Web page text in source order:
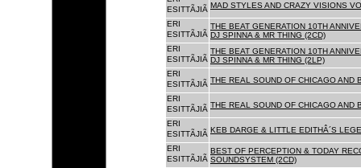
ESITTÃJIÃ MAD STYLES AND CRAZY VISIONS
ERI
ESITTÃJIÃ
THE BEAT GENERATION 10TH
DJ SPINNA & MR THING (2CD)
ERI
ESITTÃJIÃ
THE BEAT GENERATION 10TH
DJ SPINNA & MR THING (2LP)
ERI
ESITTÃJIÃ THE REAL SOUND OF CHICAGO AND
ERI
ESITTÃJIÃ THE REAL SOUND OF CHICAGO AND
ERI
ESITTÃJIÃ KEB DARGE & LITTLE EDITHÂ´S
ERI
ESITTÃJIÃ
BEST OF PERCEPTION & TODAY
SOUNDSYSTEM (2CD)